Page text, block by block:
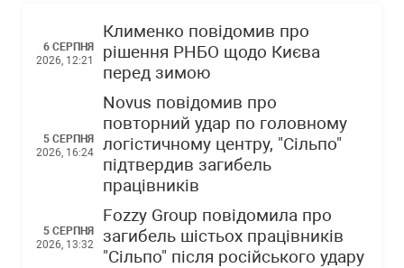
6 СЕРПНЯ
2026, 12:21
Клименко повідомив про
рішення РНБО щодо Києва
перед зимою
5 СЕРПНЯ
2026, 16:24
Novus повідомив про
повторний удар по головному
логістичному центру, "Сільпо"
підтвердив загибель
працівників
5 СЕРПНЯ
2026, 13:32
Fozzy Group повідомила про
загибель шістьох працівників
"Сільпо" після російського удару